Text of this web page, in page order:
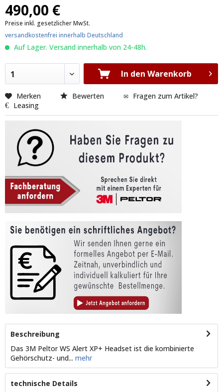
490,00 €
Preise inkl. gesetzlicher MwSt.
versandkostenfrei innerhalb Deutschland
Auf Lager. Versand innerhalb von 24-48h.
1 In den Warenkorb
Merken Bewerten
Fragen zum Artikel?
Leasing
Beschreibung
Das 3M Peltor WS Alert XP+ Headset ist die kombinierte
Gehörschutz- und... mehr
technische Details